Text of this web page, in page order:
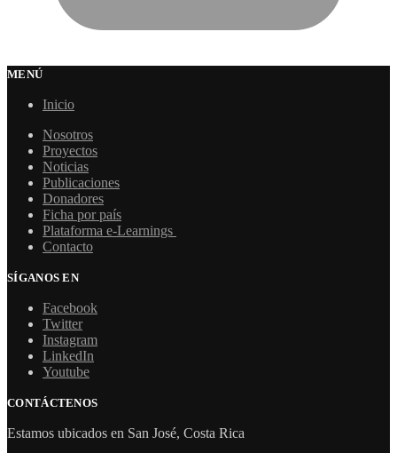
MENÚ
Inicio
Nosotros
Proyectos
Noticias
Publicaciones
Donadores
Ficha por país
Plataforma e-Learnings
Contacto
SÍGANOS EN
Facebook
Twitter
Instagram
LinkedIn
Youtube
CONTÁCTENOS
Estamos ubicados en San José, Costa Rica